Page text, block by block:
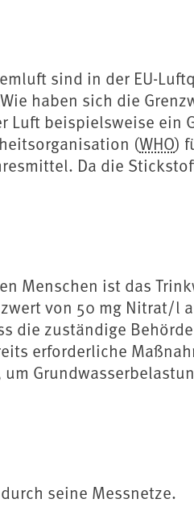
sind in der EU-
haben sich die
beispielsweise ein
(WHO)
Da die
Menschen ist das
von 50 mg Nitrat/l
die zuständige
erforderliche
seine Messnetze.